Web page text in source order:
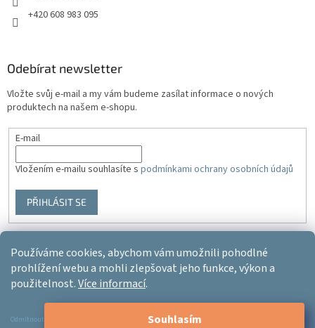
Používáme cookies, abychom vám umožnili pohodlné
prohlížení webu a mohli zlepšovat jeho funkce, výkon a
použitelnost.Více informací.
Odmítnout Souhlasím
+420 608 983 095
Odebírat newsletter
Vložte svůj e-mail a my vám budeme zasílat informace o nových
produktech na našem e-shopu.
E-mail
Vložením e-mailu souhlasíte s podmínkami ochrany osobních údajů
PŘIHLÁSIT SE
Vytvořil Shoptet
Copyright 2026Ergo-product. Všechna práva vyhrazena.Upravit
nastavení cookies